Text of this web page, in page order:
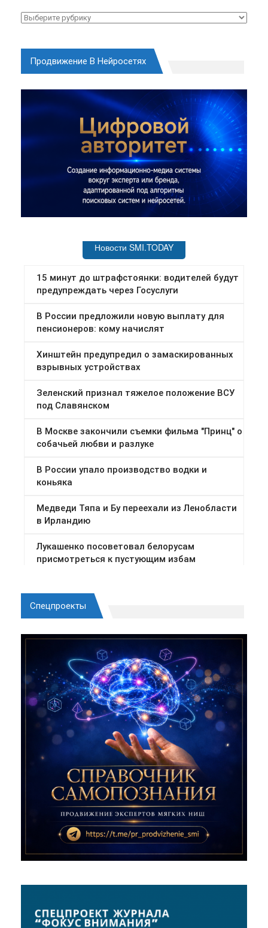
Рубрики
Продвижение В Нейросетях
Спецпроекты